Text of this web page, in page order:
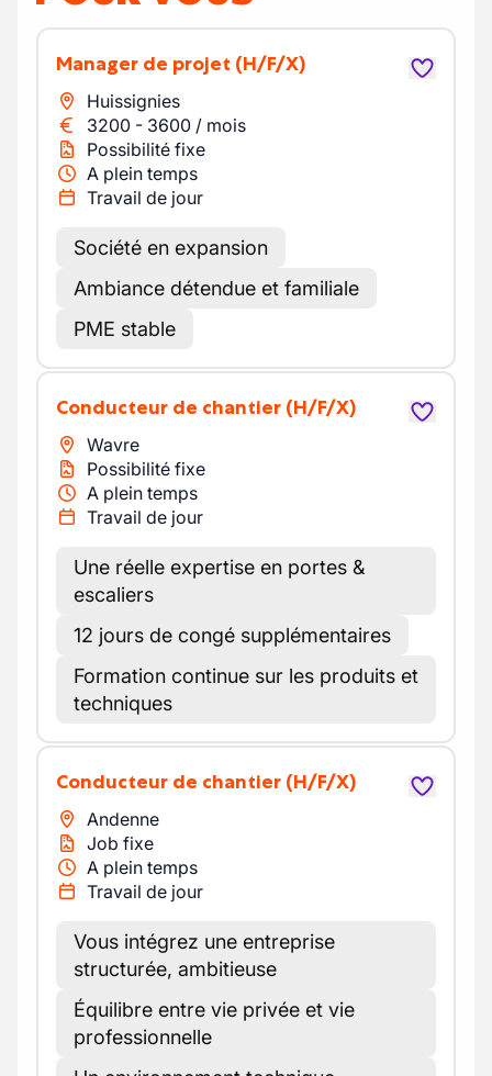
Manager de projet (H/F/X)
Huissignies
3200 - 3600 / mois
Possibilité fixe
A plein temps
Travail de jour
Société en expansion
Ambiance détendue et familiale
PME stable
Conducteur de chantier (H/F/X)
Wavre
Possibilité fixe
A plein temps
Travail de jour
Une réelle expertise en portes &
escaliers
12 jours de congé supplémentaires
Formation continue sur les produits et
techniques
Conducteur de chantier (H/F/X)
Andenne
Job fixe
A plein temps
Travail de jour
Vous intégrez une entreprise
structurée, ambitieuse
Équilibre entre vie privée et vie
professionnelle